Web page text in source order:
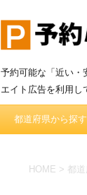
予約可能な「近い・
エイト広告を利用し
都道府県から探す
HOME > 都